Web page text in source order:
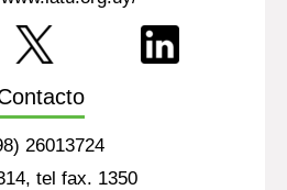
26013724
tel fax. 1350